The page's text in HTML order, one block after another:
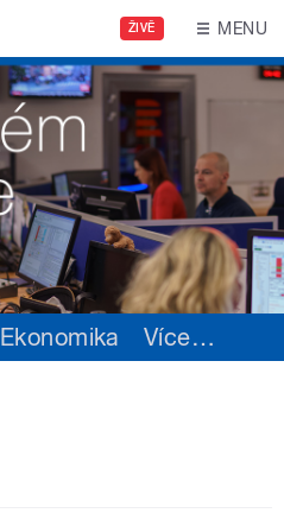
ŽIVĚ MENU
Ekonomika Více…